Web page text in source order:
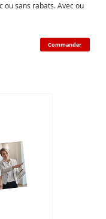
ou sans rabats. Avec ou
Commander